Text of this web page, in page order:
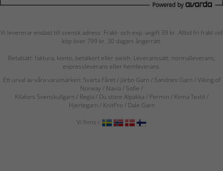
Vi levererar endast till svensk adress. Frakt- och exp.-avgift 39 kr. Alltid fri frakt vid
köp över 799 kr. 30 dagars ångerrätt.
Betalsätt: faktura, konto, betalkort eller swish. Leveranssätt: normalleverans,
expressleverans eller hemleverans.
Ett urval av våra varumärken: Svarta Fåret / Järbo Garn / Sandnes Garn / Viking of
Norway / Navia/ Sofie /
Kilafors Svenskullgarn / Regia / Du store Alpakka / Permin / Kinna Textil /
Hjertegarn / KnitPro / Dale Garn
Vi finns i: